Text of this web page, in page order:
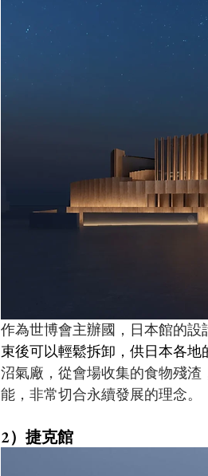
作為世博會主辦國，日本館的設
束後可以輕鬆拆卸，供日本各地
沼氣廠，從會場收集的食物殘
能，非常切合永續發展的理念。
2）捷克館